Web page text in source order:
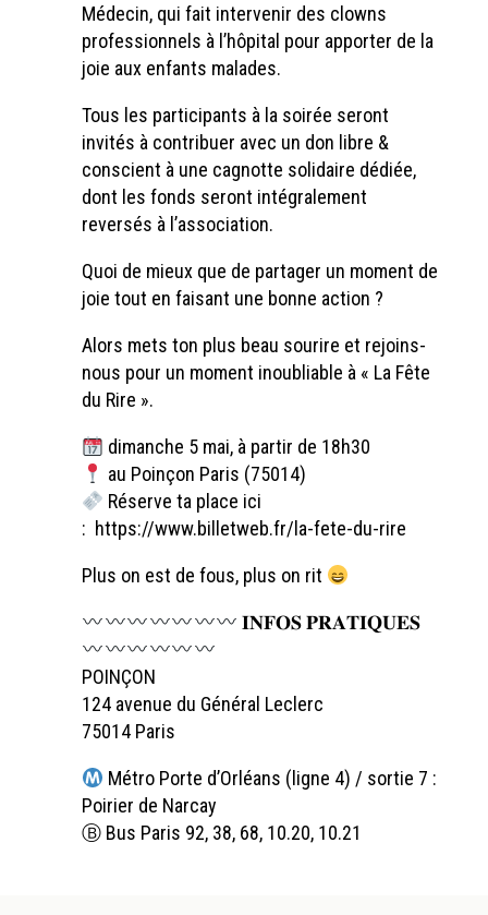
Médecin, qui fait intervenir des clowns
professionnels à l’hôpital pour apporter de la
joie aux enfants malades.
Tous les participants à la soirée seront
invités à contribuer avec un don libre &
conscient à une cagnotte solidaire dédiée,
dont les fonds seront intégralement
reversés à l’association.
Quoi de mieux que de partager un moment de
joie tout en faisant une bonne action ?
Alors mets ton plus beau sourire et rejoins-
nous pour un moment inoubliable à « La Fête
du Rire ».
dimanche 5 mai, à partir de 18h30
au Poinçon Paris (75014)
Réserve ta place ici
: https://www.billetweb.fr/la-fete-du-rire
Plus on est de fous, plus on rit
𝐈𝐍𝐅𝐎𝐒 𝐏𝐑𝐀𝐓𝐈𝐐𝐔𝐄𝐒
POINÇON
124 avenue du Général Leclerc
75014 Paris
Métro Porte d’Orléans (ligne 4) / sortie 7 :
Poirier de Narcay
Ⓑ Bus Paris 92, 38, 68, 10.20, 10.21